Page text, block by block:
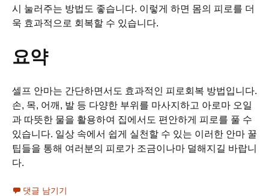
시 눌러주는 방법도 좋습니다. 이렇게 하면 몸의 피로를 더
욱 효과적으로 회복할 수 있습니다.
요약
셀프 안마는 간단하면서도 효과적인 피로회복 방법입니다.
손, 목, 어깨, 발 등 다양한 부위를 마사지하고 아로마 오일
과 따뜻한 물을 활용하여 집에서도 편안하게 피로를 풀 수
있습니다. 일상 속에서 쉽게 실천할 수 있는 이러한 안마 꿀
팁들을 통해 여러분의 피로가 조금이나마 덜해지길 바랍니
다.
댓글 남기기